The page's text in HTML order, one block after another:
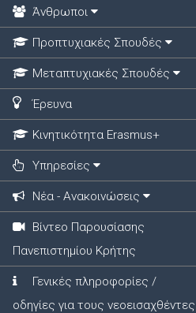
Άνθρωποι
Προπτυχιακές Σπουδές
Μεταπτυχιακές Σπουδές
Έρευνα
Κινητικότητα Erasmus+
Υπηρεσίες
Νέα - Ανακοινώσεις
Βίντεο Παρουσίασης
Πανεπιστημίου Κρήτης
Γενικές πληροφορίες /
οδηγίες για τους νεοεισαχθέντες